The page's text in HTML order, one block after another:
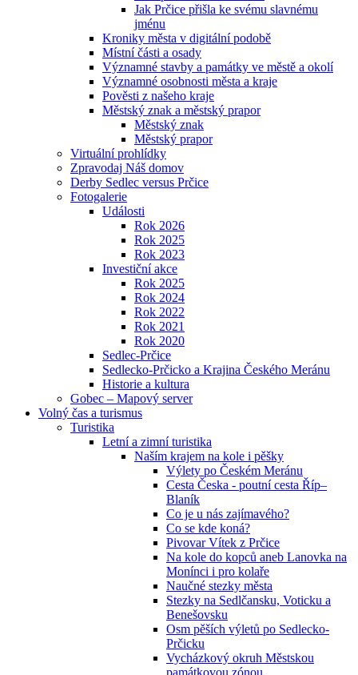
Jak Prčice přišla ke svému slavnému
jménu
Kroniky města v digitální podobě
Místní části a osady
Významné stavby a památky ve městě a okolí
Významné osobnosti města a kraje
Pověsti z našeho kraje
Městský znak a městský prapor
Městský znak
Městský prapor
Virtuální prohlídky
Zpravodaj Náš domov
Derby Sedlec versus Prčice
Fotogalerie
Události
Rok 2026
Rok 2025
Rok 2023
Investiční akce
Rok 2025
Rok 2024
Rok 2022
Rok 2021
Rok 2020
Sedlec-Prčice
Sedlecko-Prčicko a Krajina Českého Meránu
Historie a kultura
Gobec – Mapový server
Volný čas a turismus
Turistika
Letní a zimní turistika
Naším krajem na kole i pěšky
Výlety po Českém Meránu
Cesta Česka - poutní cesta Říp–
Blaník
Co je u nás zajímavého?
Co se kde koná?
Pivovar Vítek z Prčice
Na kole do kopců aneb Lanovka na
Monínci i pro kolaře
Naučné stezky města
Stezky na Sedlčansku, Voticku a
Benešovsku
Osm pěších výletů po Sedlecko-
Prčicku
Vycházkový okruh Městskou
památkovou zónou